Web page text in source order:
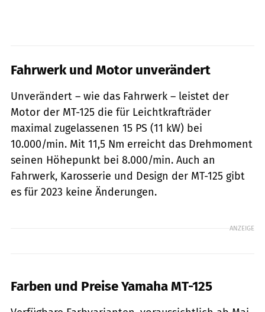
Fahrwerk und Motor unverändert
Unverändert – wie das Fahrwerk – leistet der
Motor der MT-125 die für Leichtkrafträder
maximal zugelassenen 15 PS (11 kW) bei
10.000/min. Mit 11,5 Nm erreicht das Drehmoment
seinen Höhepunkt bei 8.000/min. Auch an
Fahrwerk, Karosserie und Design der MT-125 gibt
es für 2023 keine Änderungen.
ANZEIGE
Farben und Preise Yamaha MT-125